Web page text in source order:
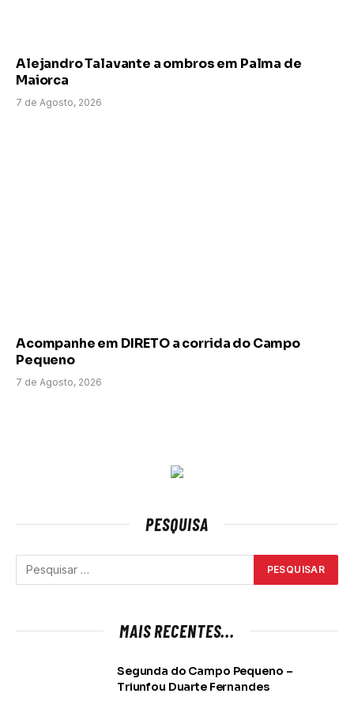
Alejandro Talavante a ombros em Palma de
Maiorca
7 de Agosto, 2026
Acompanhe em DIRETO a corrida do Campo
Pequeno
7 de Agosto, 2026
PESQUISA
MAIS RECENTES...
Segunda do Campo Pequeno –
Triunfou Duarte Fernandes